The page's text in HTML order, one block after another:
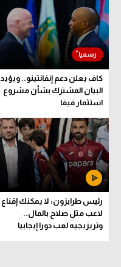
كاف يعلن دعم إنفانتينو.. ويؤيد
البيان المشترك بشأن مشروع
استثمار فيفا
رئيس طرابزون: لا يمكنك إقناع
لاعب مثل صلاح بالمال..
وتريزيجيه لعب دورا إيجابيا